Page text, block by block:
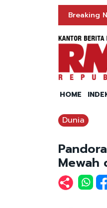
Breaking
HOME
Dunia
Mewah